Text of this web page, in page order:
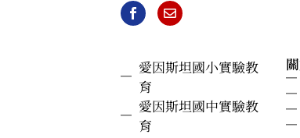
愛因斯坦國小實驗教
育
愛因斯坦國中實驗教
育